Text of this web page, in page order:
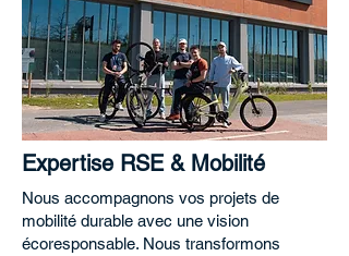
Expertise RSE & Mobilité
Nous accompagnons vos projets de
mobilité durable avec une vision
écoresponsable. Nous transformons